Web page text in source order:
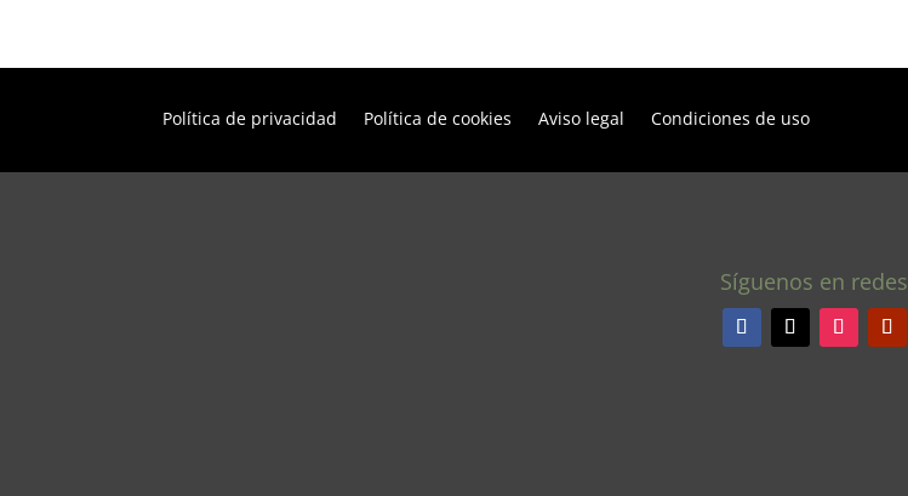
Política de privacidad Política de cookies Aviso legal Condiciones de uso
Síguenos en redes